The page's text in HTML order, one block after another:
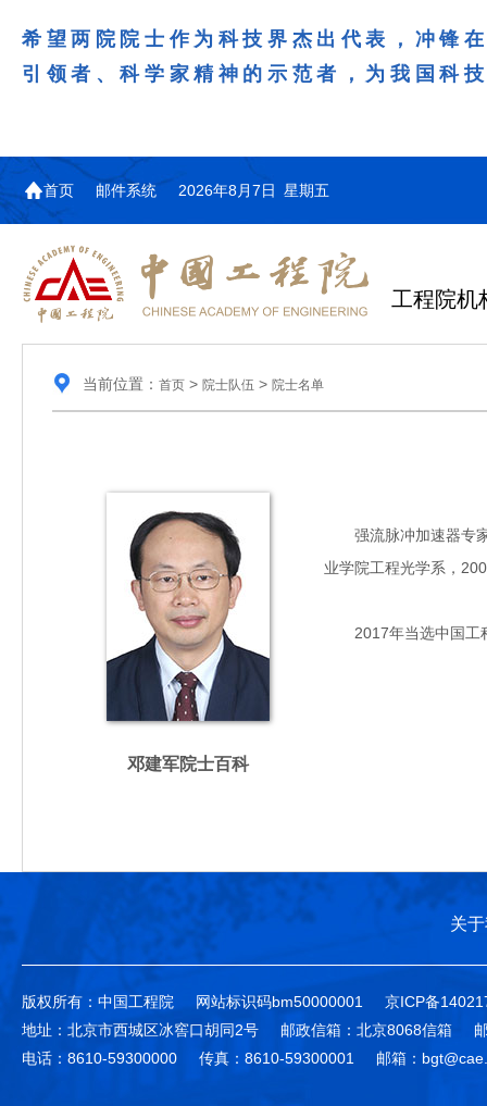
希望两院院士作为科技界杰出代表，冲锋
引领者、科学家精神的示范者，为我国科
首页 邮件系统 2026年8月7日 星期五
工程院机
当前位置： 首页> 院士队伍 > 院士名单
邓建军院士百科
强流脉冲加速器专家
业学院工程光学系，
2017年当选中国工
关
版权所有：中国工程院 网站标识码bm50000001
京ICP备
地址：北京市西城区冰窖口胡同2号
邮政信箱：北京8068信箱
电话：8610-59300000
传真：8610-59300001 邮箱：